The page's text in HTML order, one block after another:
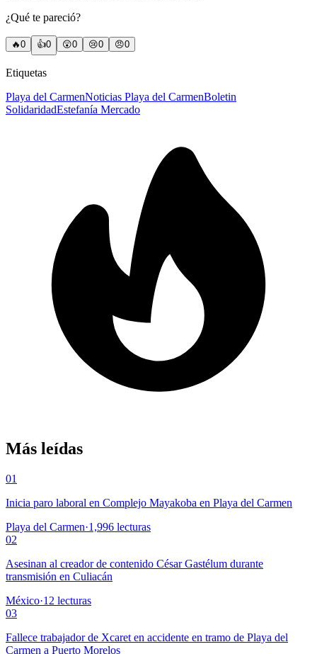
¿Qué te pareció?
🔥0 👍0 😲0 😢0 😠0
Etiquetas
Playa del CarmenNoticias Playa del CarmenBoletin
SolidaridadEstefanía Mercado
Más leídas
01
Inicia paro laboral en Complejo Mayakoba en Playa del Carmen
Playa del Carmen·1,996 lecturas
02
Asesinan al creador de contenido César Gastélum durante
transmisión en Culiacán
México·12 lecturas
03
Fallece trabajador de Xcaret en accidente en tramo de Playa del
Carmen a Puerto Morelos